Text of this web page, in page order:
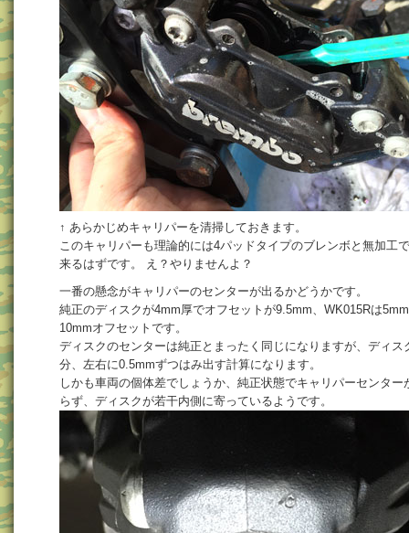
↑ あらかじめキャリパーを清掃しておきます。
このキャリパーも理論的には4パッドタイプのブレンボと無加工
来るはずです。 え？やりませんよ？
一番の懸念がキャリパーのセンターが出るかどうかです。
純正のディスクが4mm厚でオフセットが9.5mm、WK015Rは
10mmオフセットです。
ディスクのセンターは純正とまったく同じになりますが、ディス
分、左右に0.5mmずつはみ出す計算になります。
しかも車両の個体差でしょうか、純正状態でキャリパーセンター
らず、ディスクが若干内側に寄っているようです。